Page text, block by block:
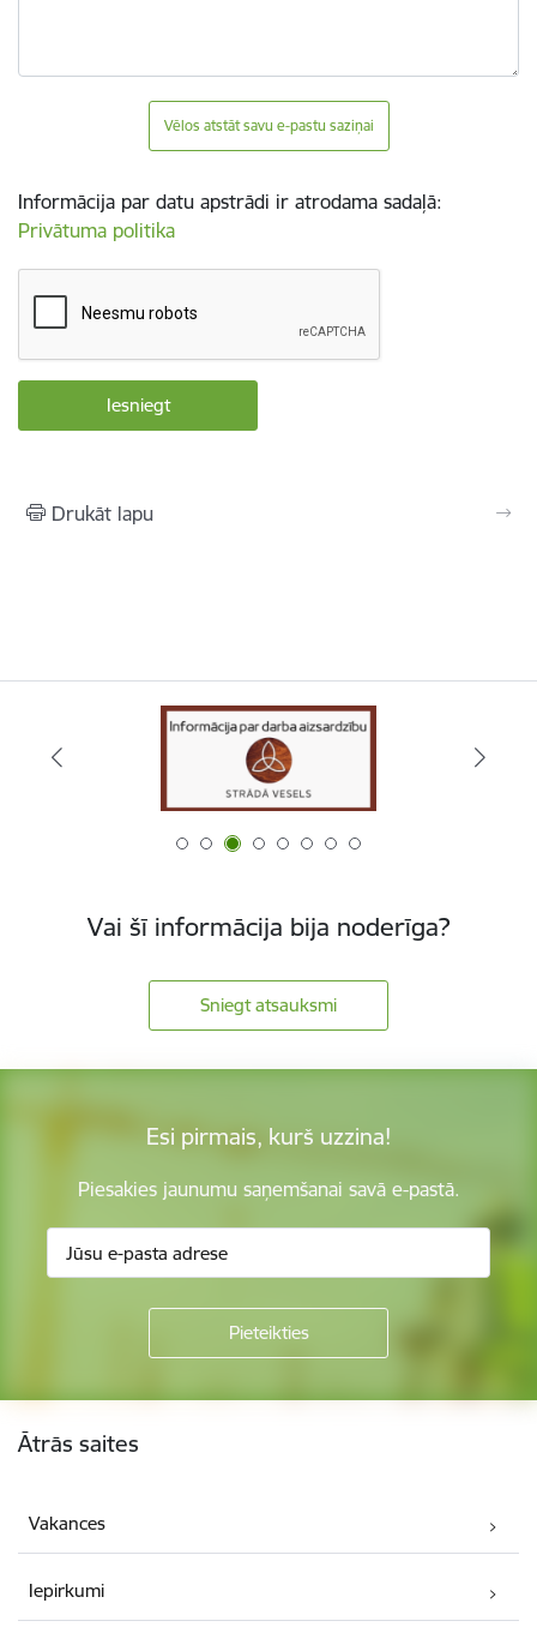
Vēlos atstāt savu e-pastu saziņai
Informācija par datu apstrādi ir atrodama sadaļā:
Privātuma politika
Drukāt lapu
Vai šī informācija bija noderīga?
Sniegt atsauksmi
Esi pirmais, kurš uzzina!
Piesakies jaunumu saņemšanai savā e-pastā.
Ātrās saites
Vakances
Iepirkumi